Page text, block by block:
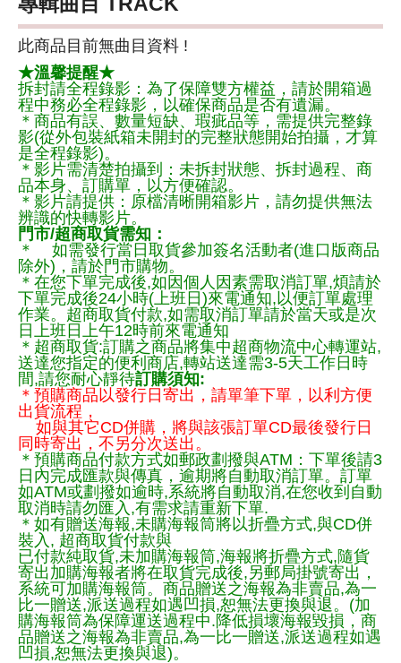
此商品目前無曲目資料 !
★溫馨提醒★
拆封請全程錄影：為了保障雙方權益，請於開箱過
程中務必全程錄影，以確保商品是否有遺漏。
＊商品有誤、數量短缺、瑕疵品等，需提供完整錄
影(從外包裝紙箱未開封的完整狀態開始拍攝，才算
是全程錄影)。
＊影片需清楚拍攝到：未拆封狀態、拆封過程、商
品本身、訂購單，以方便確認。
＊影片請提供：原檔清晰開箱影片，請勿提供無法
辨識的快轉影片。
門市/超商取貨需知：
＊ 如需發行當日取貨參加簽名活動者(進口版商品
除外)，請於門市購物。
＊在您下單完成後,如因個人因素需取消訂單,煩請於
下單完成後24小時(上班日)來電通知,以便訂單處理
作業。超商取貨付款,如需取消訂單請於當天或是次
日上班日上午12時前來電通知
＊超商取貨:訂購之商品將集中超商物流中心轉運站,
送達您指定的便利商店,轉站送達需3-5天工作日時
間,請您耐心靜待訂購須知:
＊預購商品以發行日寄出，請單筆下單，以利方便
出貨流程，
如與其它CD併購，將與該張訂單CD最後發行日
同時寄出，不另分次送出。
＊預購商品付款方式如郵政劃撥與ATM：下單後請3
日內完成匯款與傳真，逾期將自動取消訂單。訂單
如ATM或劃撥如逾時,系統將自動取消,在您收到自動
取消時請勿匯入,有需求請重新下單.
＊如有贈送海報,未購海報筒將以折疊方式,與CD併
裝入, 超商取貨付款與
已付款純取貨,未加購海報筒,海報將折疊方式,隨貨
寄出加購海報者將在取貨完成後,另郵局掛號寄出，
系統可加購海報筒。商品贈送之海報為非賣品,為一
比一贈送,派送過程如遇凹損,恕無法更換與退。(加
購海報筒為保障運送過程中.降低損壞海報毀損，商
品贈送之海報為非賣品,為一比一贈送,派送過程如遇
凹損,恕無法更換與退)。